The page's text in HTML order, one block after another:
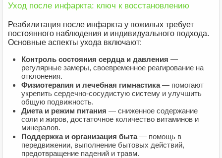
Уход после инфаркта: ключ к восстановлению
Реабилитация после инфаркта у пожилых требует
постоянного наблюдения и индивидуального подхода.
Основные аспекты ухода включают:
Контроль состояния сердца и давления —
регулярные замеры, своевременное реагирование на
отклонения.
Физиотерапия и лечебная гимнастика— помогают
укрепить сердечно-сосудистую систему и улучшить
общую подвижность.
Диета и режим питания — сниженное содержание
соли и жиров, достаточное количество витаминов и
минералов.
Поддержка и организация быта— помощь в
передвижении, выполнение бытовых действий,
предотвращение падений и травм.